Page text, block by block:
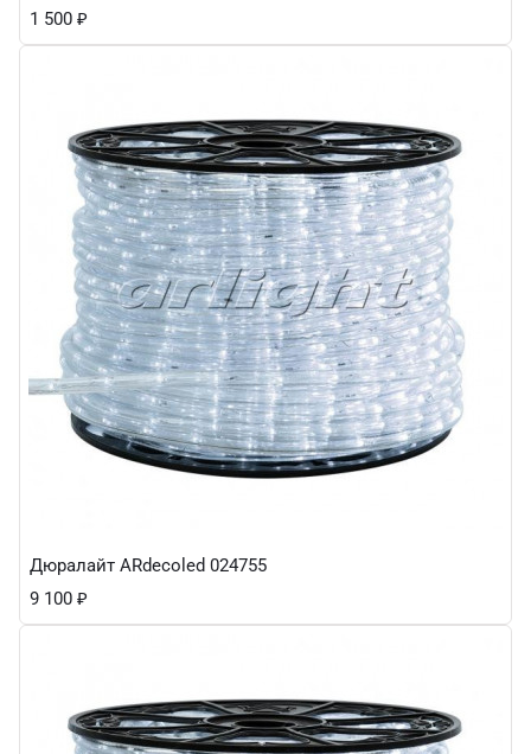
1 500 ₽
Дюралайт ARdecoled 024755
9 100 ₽